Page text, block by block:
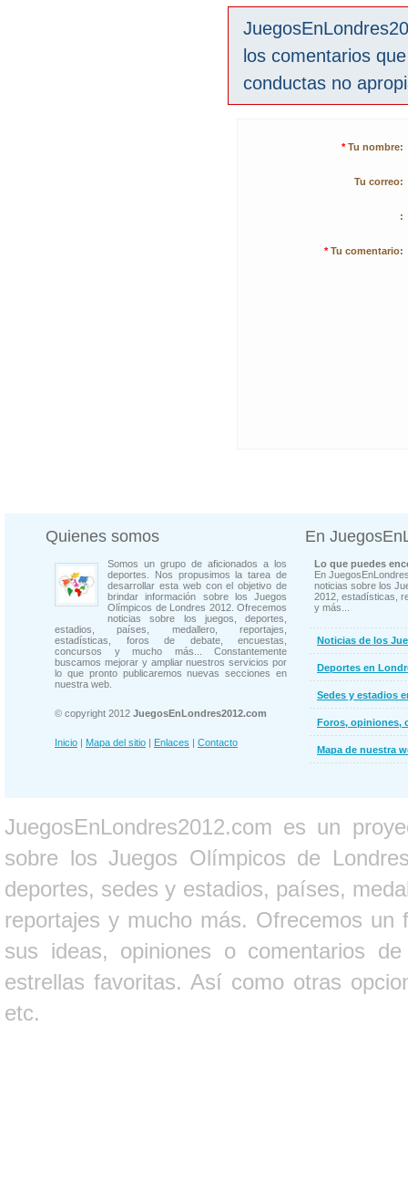
los comentarios
conductas no
* Tu nombre:
Tu correo:
:
* Tu comentario:
Quienes somos
Somos un grupo de aficionados a los
deportes. Nos propusimos la tarea de
desarrollar esta web con el objetivo de
brindar información sobre los Juegos
Olímpicos de Londres 2012. Ofrecemos
noticias sobre los juegos, deportes,
estadios, países, medallero, reportajes,
estadísticas, foros de debate, encuestas,
concursos y mucho más... Constantemente
buscamos mejorar y ampliar nuestros servicios por
lo que pronto publicaremos nuevas secciones en
nuestra web.
© copyright 2012 JuegosEnLondres2012.com
Inicio | Mapa del sitio | Enlaces | Contacto
En
Lo que puedes
En
noticias sobre los
2012, estadísticas,
y más...
Noticias de los
Deportes en
Sedes y estadios
Foros, opiniones,
Mapa de nuestra
JuegosEnLondres2012.com es un
sobre los Juegos Olímpicos de
deportes, sedes y estadios, países,
reportajes y mucho más. Ofrecemos un
sus ideas, opiniones o comentarios
estrellas favoritas. Así como otras
etc.